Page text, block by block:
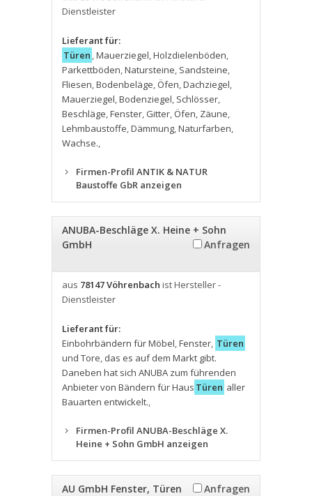
Dienstleister
Lieferant für:
Türen ,Mauerziegel,Holzdielenböden,
Parkettböden,Natursteine, Sandsteine,
Fliesen,Bodenbeläge, Öfen,Dachziegel,
Mauerziegel,Bodenziegel, Schlösser,
Beschläge,Fenster, Gitter, Öfen, Zäune,
Lehmbaustoffe,Dämmung,Naturfarben,
Wachse.,
Firmen-Profil ANTIK & NATUR
Baustoffe GbR anzeigen
ANUBA-Beschläge X. Heine + Sohn
GmbH
Anfragen
aus 78147 Vöhrenbach ist Hersteller -
Dienstleister
Lieferant für:
Einbohrbändern für Möbel,Fenster, Türen
und Tore, das es auf dem Markt gibt.
Daneben hat sich ANUBA zum führenden
Anbieter von Bändern für Haus Türen aller
Bauarten entwickelt.,
Firmen-Profil ANUBA-Beschläge X.
Heine + Sohn GmbH anzeigen
AU GmbH Fenster, Türen Anfragen